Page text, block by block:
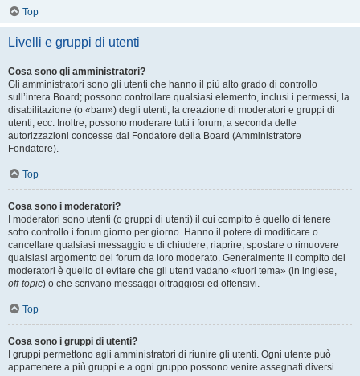
Top
Livelli e gruppi di utenti
Cosa sono gli amministratori?
Gli amministratori sono gli utenti che hanno il più alto grado di controllo
sull’intera Board; possono controllare qualsiasi elemento, inclusi i permessi, la
disabilitazione (o «ban») degli utenti, la creazione di moderatori e gruppi di
utenti, ecc. Inoltre, possono moderare tutti i forum, a seconda delle
autorizzazioni concesse dal Fondatore della Board (Amministratore
Fondatore).
Top
Cosa sono i moderatori?
I moderatori sono utenti (o gruppi di utenti) il cui compito è quello di tenere
sotto controllo i forum giorno per giorno. Hanno il potere di modificare o
cancellare qualsiasi messaggio e di chiudere, riaprire, spostare o rimuovere
qualsiasi argomento del forum da loro moderato. Generalmente il compito dei
moderatori è quello di evitare che gli utenti vadano «fuori tema» (in inglese,
off-topic) o che scrivano messaggi oltraggiosi ed offensivi.
Top
Cosa sono i gruppi di utenti?
I gruppi permettono agli amministratori di riunire gli utenti. Ogni utente può
appartenere a più gruppi e a ogni gruppo possono venire assegnati diversi